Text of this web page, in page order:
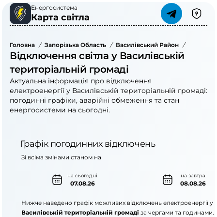
Енергосистема
Карта світла
Головна / Запорізька Область / Василівський Район /
Відключення світла у Василівській
територіальній громаді
Актуальна інформація про відключення
електроенергії у Василівській територіальній громаді:
погодинні графіки, аварійні обмеження та стан
енергосистеми на сьогодні.
Графік погодинних відключень
на сьогодні
07.08.26
на завтра
08.08.26
Зі всіма змінами станом на
Нижче наведено графік можливих відключень електроенергії у
Василівській територіальній громаді за чергами та годинами.